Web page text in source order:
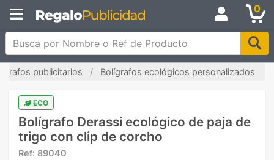
0
Busca por Nombre o Ref de Producto
publicitarios Bolígrafos ecológicos personalizados
ECO
Bolígrafo Derassi ecológico de paja de
trigo con clip de corcho
Ref: 89040